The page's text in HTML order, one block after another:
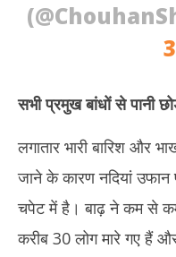
सभी प्रमुख बांधों से पानी
लगातार भारी बारिश और
जाने के कारण नदियां
चपेट में है। बाढ़ ने कम से
करीब 30 लोग मारे गए हैं